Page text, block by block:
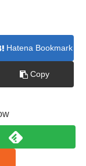
Hatena Bookmark
Copy